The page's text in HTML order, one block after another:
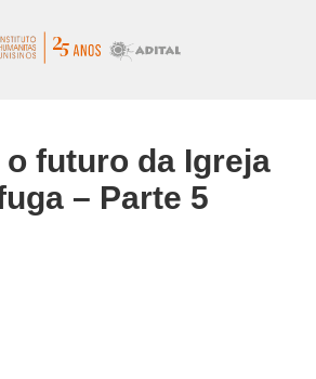
futuro da Igreja
– Parte 5